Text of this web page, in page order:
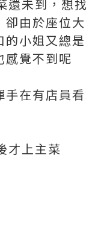
還未到，想找
卻由於座位大
的小姐又總是
感覺不到呢
手在有店員看
才上主菜